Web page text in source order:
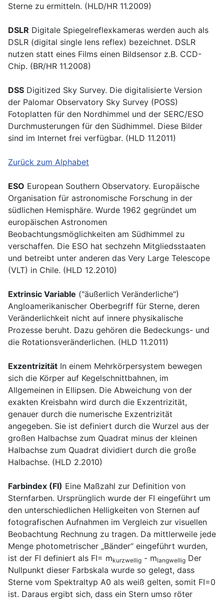
Sterne zu ermitteln. (HLD/HR 11.2009)
DSLR Digitale Spiegelreflexkameras werden auch als
DSLR (digital single lens reflex) bezeichnet. DSLR
nutzen statt eines Films einen Bildsensor z.B. CCD-
Chip. (BR/HR 11.2008)
DSS Digitized Sky Survey. Die digitalisierte Version
der Palomar Observatory Sky Survey (POSS)
Fotoplatten für den Nordhimmel und der SERC/ESO
Durchmusterungen für den Südhimmel. Diese Bilder
sind im Internet frei verfügbar. (HLD 11.2011)
Zurück zum Alphabet
ESO European Southern Observatory. Europäische
Organisation für astronomische Forschung in der
südlichen Hemisphäre. Wurde 1962 gegründet um
europäischen Astronomen
Beobachtungsmöglichkeiten am Südhimmel zu
verschaffen. Die ESO hat sechzehn Mitgliedsstaaten
und betreibt unter anderen das Very Large Telescope
(VLT) in Chile. (HLD 12.2010)
Extrinsic Variable ("äußerlich Veränderliche")
Angloamerikanischer Oberbegriff für Sterne, deren
Veränderlichkeit nicht auf innere physikalische
Prozesse beruht. Dazu gehören die Bedeckungs- und
die Rotationsveränderlichen. (HLD 11.2011)
Exzentrizität In einem Mehrkörpersystem bewegen
sich die Körper auf Kegelschnittbahnen, im
Allgemeinen in Ellipsen. Die Abweichung von der
exakten Kreisbahn wird durch die Exzentrizität,
genauer durch die numerische Exzentrizität
angegeben. Sie ist definiert durch die Wurzel aus der
großen Halbachse zum Quadrat minus der kleinen
Halbachse zum Quadrat dividiert durch die große
Halbachse. (HLD 2.2010)
Farbindex (FI) Eine Maßzahl zur Definition von
Sternfarben. Ursprünglich wurde der FI eingeführt um
den unterschiedlichen Helligkeiten von Sternen auf
fotografischen Aufnahmen im Vergleich zur visuellen
Beobachtung Rechnung zu tragen. Da mittlerweile jede
Menge photometrischer „Bänder“ eingeführt wurden,
ist der FI definiert als FI= mkurzwellig - mlangwellig Der
Nullpunkt dieser Farbskala wurde so gelegt, dass
Sterne vom Spektraltyp A0 als weiß gelten, somit FI=0
ist. Daraus ergibt sich, dass ein Stern umso röter